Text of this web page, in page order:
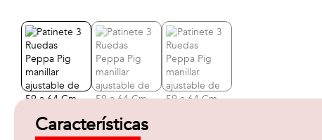
Características